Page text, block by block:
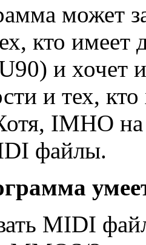
может
кто
и хочет
и тех, кто
IMHO на
файлы.
MIDI